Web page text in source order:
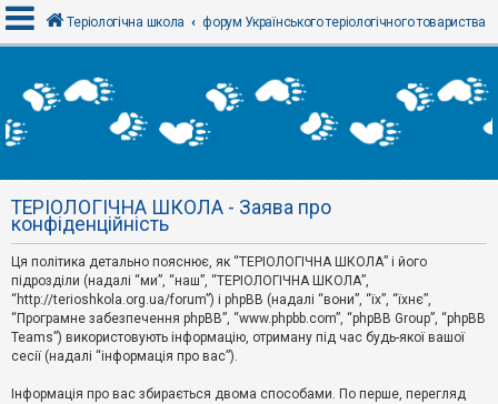
х
і
Р
е
с
т
р
а
ц
і
я
Теріологічна школа форум Українського теріологічного товариства
ТЕРІОЛОГІЧНА ШКОЛА - Заява про
конфіденційність
Ця політика детально пояснює, як “ТЕРІОЛОГІЧНА ШКОЛА” і його
підрозділи (надалі “ми”, “наш”, “ТЕРІОЛОГІЧНА ШКОЛА”,
“http://terioshkola.org.ua/forum”) і phpBB (надалі “вони”, “їх”, “їхнє”,
“Програмне забезпечення phpBB”, “www.phpbb.com”, “phpBB Group”, “phpBB
Teams”) використовують інформацію, отриману під час будь-якої вашої
сесії (надалі “інформація про вас”).
Інформація про вас збирається двома способами. По перше, перегляд